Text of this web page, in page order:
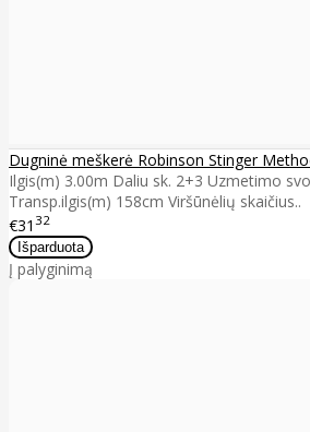
Dugninė meškerė Robinson Stinger
Ilgis(m) 3.00m Daliu sk. 2+3 Uzmetimo
Transp.ilgis(m) 158cm Viršūnėlių skaičius..
€31 32
Į palyginimą